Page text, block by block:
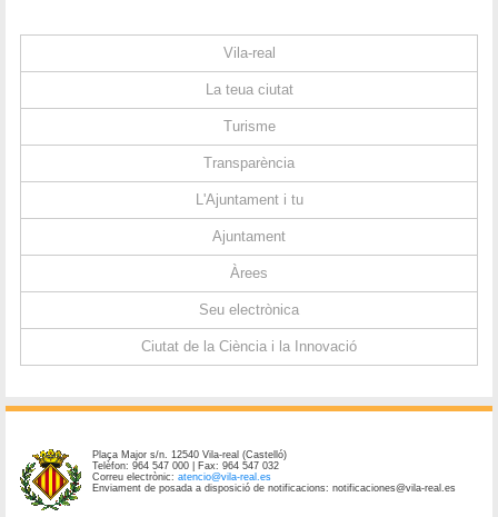
Vila-real
La teua ciutat
Turisme
Transparència
L'Ajuntament i tu
Ajuntament
Àrees
Seu electrònica
Ciutat de la Ciència i la Innovació
Plaça Major s/n. 12540 Vila-real (Castelló)
Telèfon: 964 547 000 | Fax: 964 547 032
Correu electrònic:atencio@vila-real.es
Enviament de posada a disposició de notificacions: notificaciones@vila-real.es